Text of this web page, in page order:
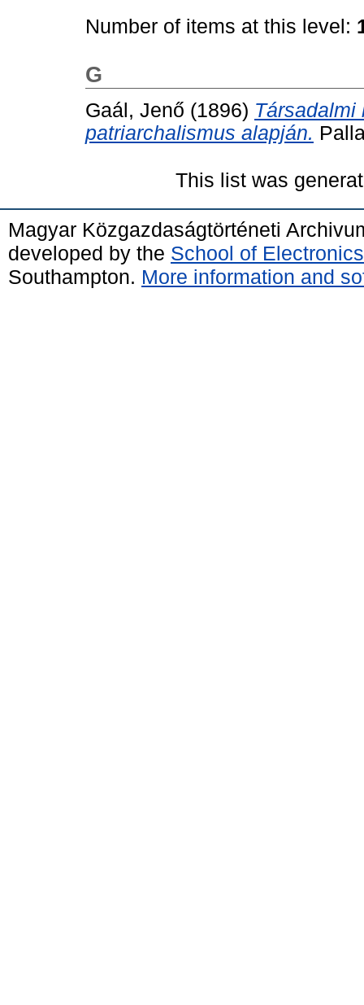
Number of items at this level:
G
Gaál, Jenő (1896) Társadalmi
patriarchalismus alapján.
This list was
Magyar Közgazdaságtörténeti
developed by the School of
Southampton. More information and